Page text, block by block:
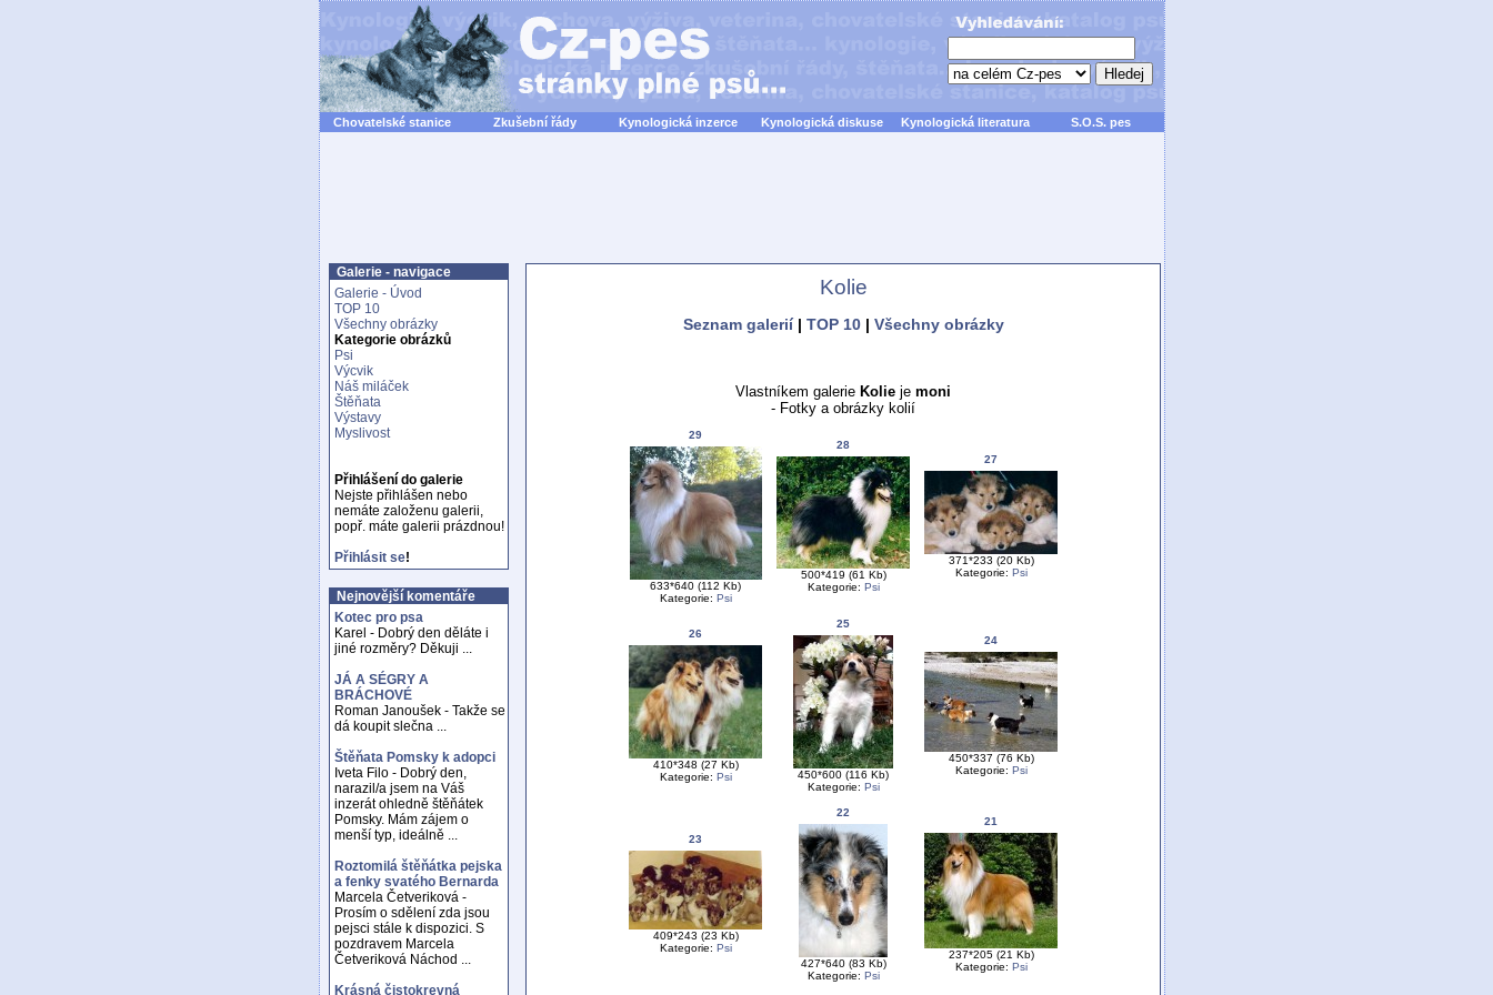
Chovatelské stanice Zkušební řády Kynologická inzerce Kynologická diskuse Kynologická literatura S.O.S. pes
Galerie - navigace
Galerie - Úvod
TOP 10
Všechny obrázky
Kategorie obrázků
Psi
Výcvik
Náš miláček
Štěňata
Výstavy
Myslivost
Přihlášení do galerie
Nejste přihlášen nebo
nemáte založenu galerii,
popř. máte galerii prázdnou!
Přihlásit se!
Nejnovější komentáře
Kotec pro psa
Karel - Dobrý den děláte i
jiné rozměry? Děkuji ...
JÁ A SÉGRY A
BRÁCHOVÉ
Roman Janoušek - Takže se
dá koupit slečna ...
Štěňata Pomsky k adopci
Iveta Filo - Dobrý den,
narazil/a jsem na Váš
inzerát ohledně štěňátek
Pomsky. Mám zájem o
menší typ, ideálně ...
Roztomilá štěňátka pejska
a fenky svatého Bernarda
Marcela Četveriková -
Prosím o sdělení zda jsou
pejsci stále k dispozici. S
pozdravem Marcela
Četveriková Náchod ...
Krásná čistokrevná
Kolie
Seznam galerií| TOP 10| Všechny obrázky
Vlastníkem galerie Kolie je moni
- Fotky a obrázky kolií
29
633*640 (112 Kb)
Kategorie: Psi
28
500*419 (61 Kb)
Kategorie: Psi
27
371*233 (20 Kb)
Kategorie: Psi
26
410*348 (27 Kb)
Kategorie: Psi
25
450*600 (116 Kb)
Kategorie: Psi
24
450*337 (76 Kb)
Kategorie: Psi
23
409*243 (23 Kb)
Kategorie: Psi
22
427*640 (83 Kb)
Kategorie: Psi
21
237*205 (21 Kb)
Kategorie: Psi